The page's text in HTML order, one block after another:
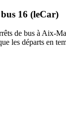
16 (leCar)
de bus à Aix-
les départs en